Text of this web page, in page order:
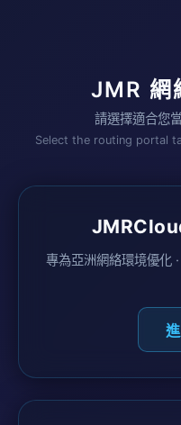
JMR 網
請選擇適合您
Select the routing portal
專為亞洲網絡環境優化